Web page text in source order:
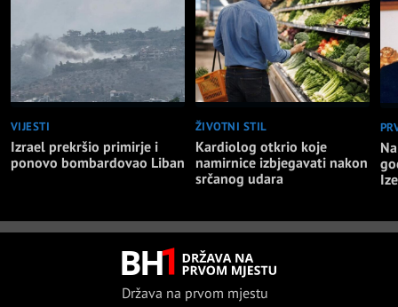
VIJESTI
Izrael prekršio primirje i
ponovo bombardovao Liban
ŽIVOTNI STIL
Kardiolog otkrio koje
namirnice izbjegavati nakon
srčanog udara
Država na prvom mjestu